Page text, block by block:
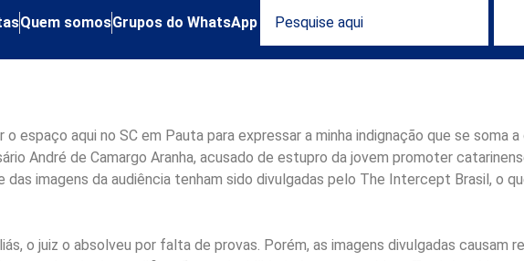
Quem somosGrupos do WhatsApp
espaço aqui no SC em Pauta para expressar a minha indignação que se soma
André de Camargo Aranha, acusado de estupro da jovem promoter
imagens da audiência tenham sido divulgadas pelo The Intercept Brasil, o
o juiz o absolveu por falta de provas. Porém, as imagens divulgadas causam